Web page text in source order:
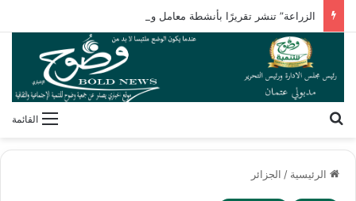
القائمة
الرئيسية / الجزائر